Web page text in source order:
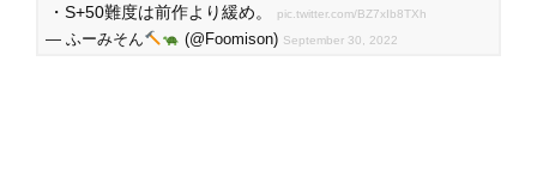
・S+50難度は前作より緩め。
pic.twitter.com/BZ7xIb8TXh
— ふーみそん (@Foomison) September 30, 2022